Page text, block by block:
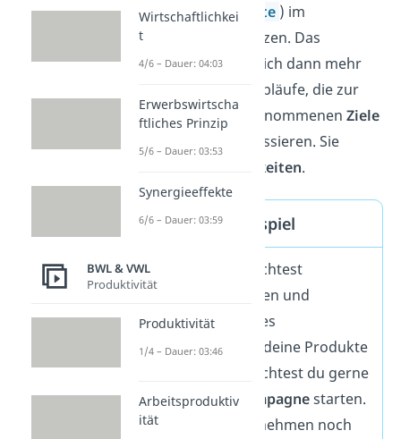
(
Wertschöpfungskette ) im
Unternehmen verkürzen. Das
Unternehmen kann sich dann mehr
auf die wichtigeren Abläufe, die zur
Erreichung der vorgenommenenZiele
notwendig sind, fokussieren. Sie
Kerntätigkeiten.
Outsourcing Beispiel
Stell dir vor, du möchtest
selbstständig werden und
gründest ein eigenes
Unternehmen. Um deine Produkte
zu vermarkten, möchtest du gerne
eineMarketingkampagnestarten.
Da sich dein Unternehmen noch
Wirtschaftlichkei
t
4/6 – Dauer: 04:03
Erwerbswirtscha
ftliches Prinzip
5/6 – Dauer: 03:53
Synergieeffekte
6/6 – Dauer: 03:59
BWL & VWL
Produktivität
Produktivität
1/4 – Dauer: 03:46
Arbeitsproduktiv
ität